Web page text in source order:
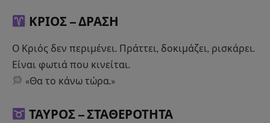
ΚΡΙΟΣ –ΔΡΑΣΗ
Ο Κριός δεν περιμένει. Πράττει, δοκιμάζει, ρισκάρει.
Είναι φωτιά που κινείται.
«Θα το κάνω τώρα.»
ΤΑΥΡΟΣ –ΣΤΑΘΕΡΟΤΗΤΑ